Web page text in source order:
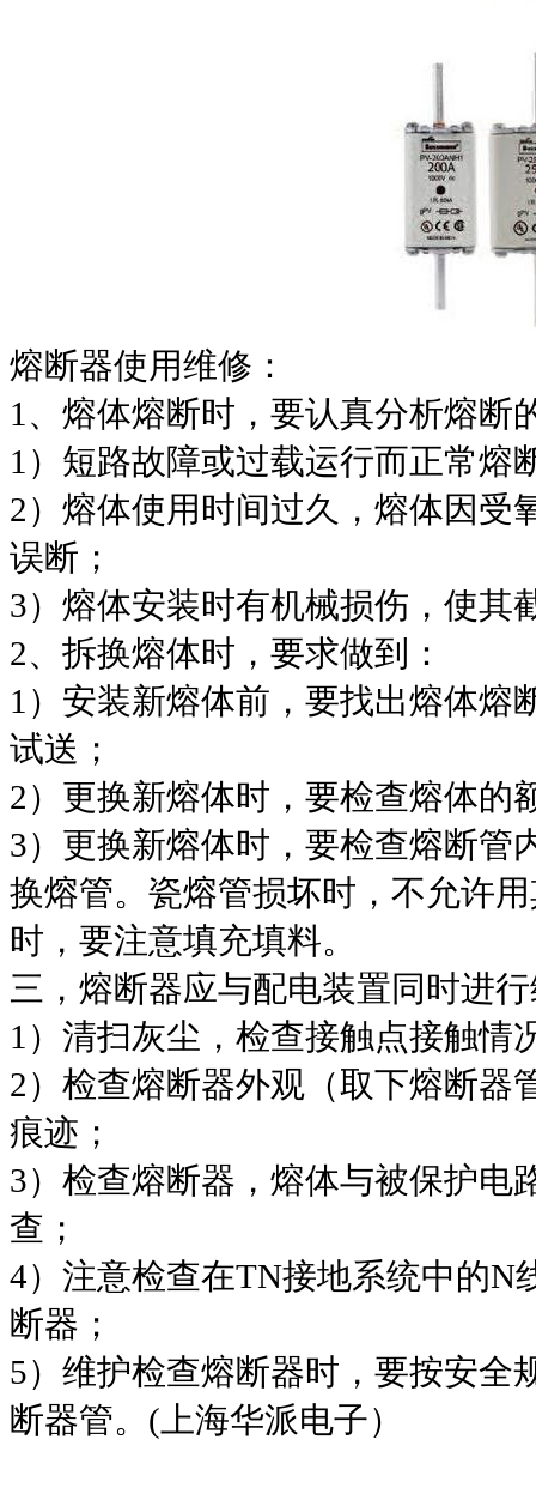
熔断器使用维修：
1、熔体熔断时，要认真分析熔断
1）短路故障或过载运行而正常熔
2）熔体使用时间过久，熔体因受
误断；
3）熔体安装时有机械损伤，使其
2、拆换熔体时，要求做到：
1）安装新熔体前，要找出熔体熔
试送；
2）更换新熔体时，要检查熔体的
3）更换新熔体时，要检查熔断管
换熔管。瓷熔管损坏时，不允许
时，要注意填充填料。
三，熔断器应与配电装置同时进
1）清扫灰尘，检查接触点接触情
2）检查熔断器外观（取下熔断器
痕迹；
3）检查熔断器，熔体与被保护电
查；
4）注意检查在TN接地系统中的N
断器；
5）维护检查熔断器时，要按安全
断器管。(上海华派电子）